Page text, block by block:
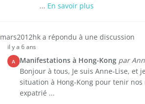
... En savoir plus
mars2012hk a répondu à une discussion
il y a 6 ans
A Manifestations à Hong-Kong par
Bonjour à tous, Je suis Anne-Lise, et
situation à Hong-Kong pour tenir
expatrié ...